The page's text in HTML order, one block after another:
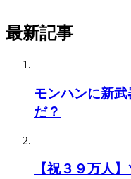
最新記事
モンハンに新
だ？
【祝３９万人